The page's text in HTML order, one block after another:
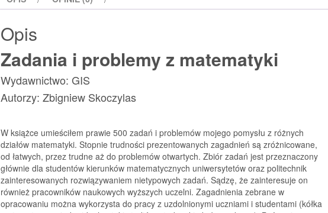
Opis
Zadania i problemy z matematyki
Wydawnictwo: GIS
Autorzy: Zbigniew Skoczylas
W książce umieściłem prawie 500 zadań i problemów mojego pomysłu z różnych
działów matematyki. Stopnie trudności prezentowanych zagadnień są zróżnicowane,
od łatwych, przez trudne aż do problemów otwartych. Zbiór zadań jest przeznaczony
głównie dla studentów kierunków matematycznych uniwersytetów oraz politechnik
zainteresowanych rozwiązywaniem nietypowych zadań. Sądzę, że zainteresuje on
również pracowników naukowych wyższych uczelni. Zagadnienia zebrane w
opracowaniu można wykorzysta do pracy z uzdolnionymi uczniami i studentami (kółka